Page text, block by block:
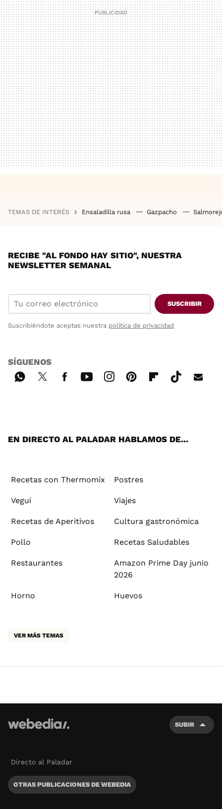
TEMAS DE INTERÉS Ensaladilla rusa Gazpacho
RECIBE "AL FONDO HAY SITIO", NUESTRA
NEWSLETTER SEMANAL
SUSCRIBIR
Suscribiéndote aceptas nuestra política de privacidad
SÍGUENOS
EN DIRECTO AL PALADAR HABLAMOS DE...
Recetas con Thermomix Postres
Vegui Viajes
Recetas de Aperitivos Cultura gastronómica
Pollo Recetas Saludables
Restaurantes
Amazon Prime Day junio
2026
Horno Huevos
VER MÁS TEMAS
SUBIR
Directo al Paladar
OTRAS PUBLICACIONES DE WEBEDIA